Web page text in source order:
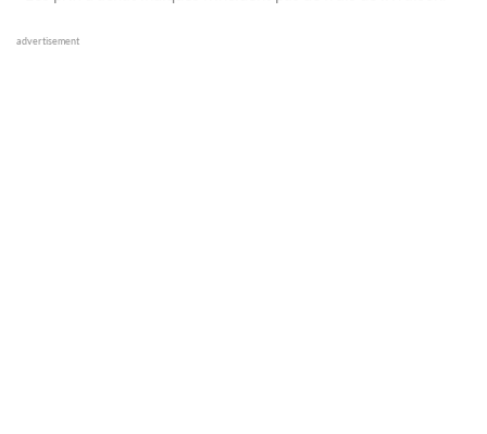
advertisement